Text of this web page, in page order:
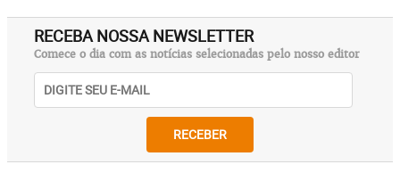
RECEBA NOSSA NEWSLETTER
Comece o dia com as notícias selecionadas pelo nosso editor
RECEBER